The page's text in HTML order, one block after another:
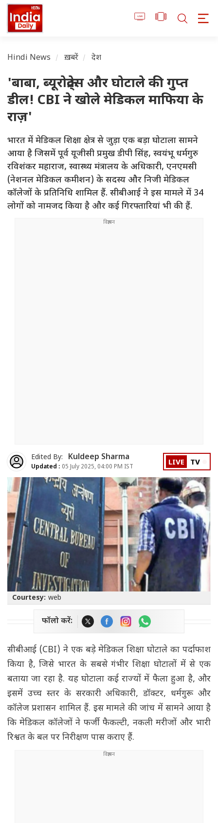
Hindi News ख़बरें देश
'बाबा, ब्यूरोक्रेट्स और घोटाले की गुप्त
डील! CBI ने खोले मेडिकल माफिया के
राज़'
भारत में मेडिकल शिक्षा क्षेत्र से जुड़ा एक बड़ा घोटाला सामने
आया है जिसमें पूर्व यूजीसी प्रमुख डीपी सिंह, स्वयंभू धर्मगुरु
रविशंकर महाराज, स्वास्थ्य मंत्रालय के अधिकारी, एनएमसी
(नेशनल मेडिकल कमीशन) के सदस्य और निजी मेडिकल
कॉलेजों के प्रतिनिधि शामिल हैं. सीबीआई ने इस मामले में 34
लोगों को नामजद किया है और कई गिरफ्तारियां भी की हैं.
Edited By: Kuldeep Sharma
Updated : 05 July 2025, 04:00 PM IST LIVE TV
Courtesy: web
फॉलो करें:
सीबीआई (CBI) ने एक बड़े मेडिकल शिक्षा घोटाले का पर्दाफाश
किया है, जिसे भारत के सबसे गंभीर शिक्षा घोटालों में से एक
बताया जा रहा है. यह घोटाला कई राज्यों में फैला हुआ है, और
इसमें उच्च स्तर के सरकारी अधिकारी, डॉक्टर, धर्मगुरू और
कॉलेज प्रशासन शामिल हैं. इस मामले की जांच में सामने आया है
कि मेडिकल कॉलेजों ने फर्जी फैकल्टी, नकली मरीजों और भारी
रिश्वत के बल पर निरीक्षण पास कराए हैं.